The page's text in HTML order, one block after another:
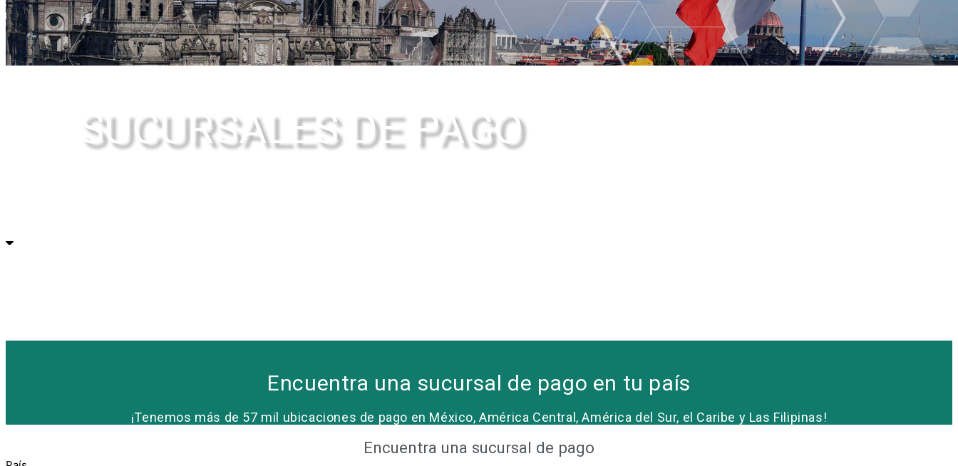
SUCURSALES DE PAGO
Encuentra una sucursal de pago en tu país
¡Tenemos más de 57 mil ubicaciones de pago en México, América Central, América del Sur, el Caribe y Las Filipinas!
Encuentra una sucursal de pago